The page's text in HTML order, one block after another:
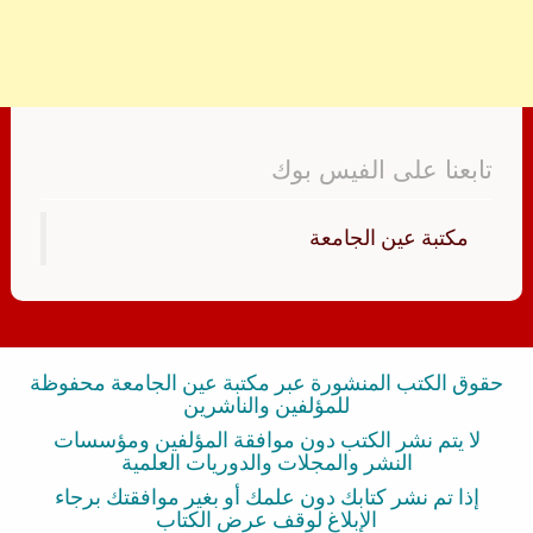
تابعنا على الفيس بوك
‏مكتبة عين الجامعة‏
حقوق الكتب المنشورة عبر مكتبة عين الجامعة محفوظة
للمؤلفين والناشرين
لا يتم نشر الكتب دون موافقة المؤلفين ومؤسسات
النشر والمجلات والدوريات العلمية
إذا تم نشر كتابك دون علمك أو بغير موافقتك برجاء
الإبلاغ لوقف عرض الكتاب